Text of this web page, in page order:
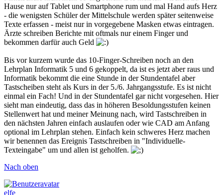
Hause nur auf Tablet und Smartphone rum und mal Hand aufs Herz
- die wenigsten Schüler der Mittelschule werden später seitenweise
Texte erfassen - meist nur in vorgegebene Masken etwas eintragen.
Ärzte schreiben Berichte mit oftmals nur einem Finger und
bekommen darfür auch Geld
Bis vor kurzem wurde das 10-Finger-Schreiben noch an den
Lehrplan Informatik 5 und 6 gekoppelt, da ist es jetzt aber raus und
Informatik bekommt die eine Stunde in der Stundentafel aber
Tastscheiben steht als Kurs in der 5./6. Jahrgangsstufe. Es ist nicht
einmal ein Fach! Und in der Stundentafel gar nicht vorgesehen. Hier
sieht man eindeutig, dass das in höheren Besoldungsstufen keinen
Stellenwert hat und meiner Meinung nach, wird Tastschreiben in
den nächsten Jahren einfach auslaufen oder wie CAD am Anfang
optional im Lehrplan stehen. Einfach kein schweres Herz machen
wir benennen das Ereignis Tastschreiben in "Individuelle-
Texteingabe" um und allen ist geholfen.
Nach oben
elfe